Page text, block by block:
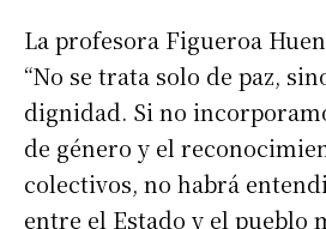
La profesora Figueroa
“No se trata solo de paz,
dignidad. Si no
de género y el
colectivos, no habrá
entre el Estado y el pueblo